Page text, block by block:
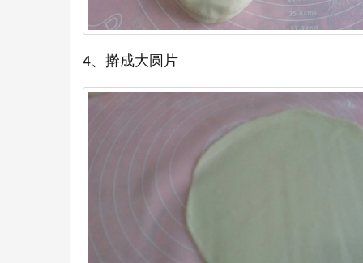
4、擀成大圆片